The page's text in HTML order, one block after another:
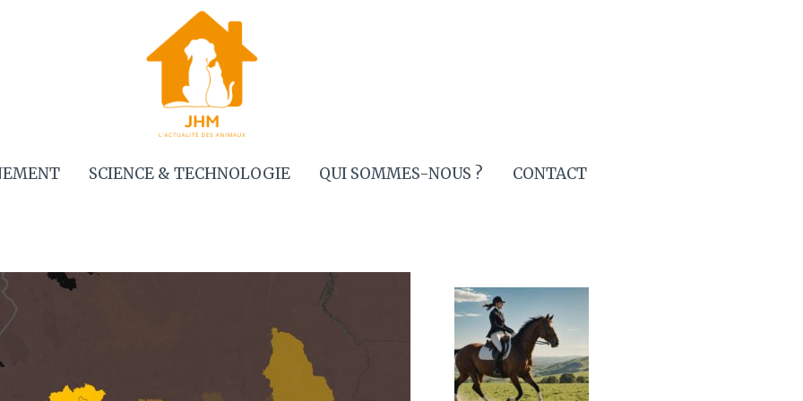
SCIENCE & TECHNOLOGIE QUI SOMMES-NOUS ? CONTACT